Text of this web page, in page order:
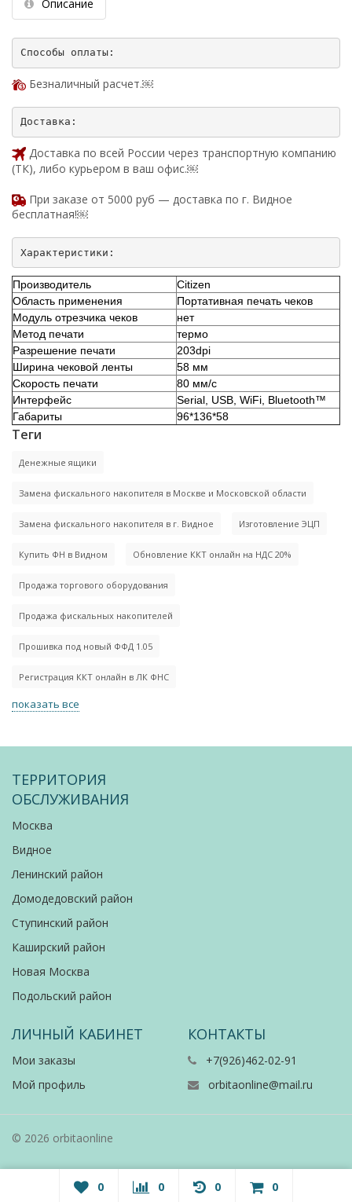
Описание
Безналичный расчет.￼
Доставка по всей России через транспортную компанию
(ТК), либо курьером в ваш офис.￼
При заказе от 5000 руб — доставка по г. Видное
бесплатная!￼
Производитель
Citizen
Область применения
Портативная печать чеков
Модуль отрезчика чеков
нет
Метод печати
термо
Разрешение печати
203dpi
Ширина чековой ленты
58 мм
Скорость печати
80 мм/с
Интерфейс
Serial, USB, WiFi, Bluetooth™
Габариты
96*136*58
Теги
Денежные ящики
Замена фискального накопителя в Москве и Московской области
Замена фискального накопителя в г. Видное Изготовление ЭЦП
Купить ФН в Видном Обновление ККТ онлайн на НДС 20%
Продажа торгового оборудования
Продажа фискальных накопителей
Прошивка под новый ФФД 1.05
Регистрация ККТ онлайн в ЛК ФНС
показать все
ТЕРРИТОРИЯ
ОБСЛУЖИВАНИЯ
Москва
Видное
Ленинский район
Домодедовский район
Ступинский район
Каширский район
Новая Москва
Подольский район
ЛИЧНЫЙ КАБИНЕТ
Мои заказы
Мой профиль
КОНТАКТЫ
+7(926)462-02-91
orbitaonline@mail.ru
© 2026 orbitaonline
0 0 0 0